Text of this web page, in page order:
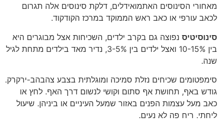
מאחורי הסינוסים האתמואידלים, דלקת סינוסים אלה תגרום
לכאב עורפי או כאב ראש הממוקד במרכז הקודקוד.
סינוסיטיס נפוצה גם בקרב ילדים, השכיחות אצל מבוגרים היא
בין 10-15% ואצל ילדים בין 3-5%, נדיר מאד בילדים מתחת לגיל
שנה.
סימפטומים שכיחים נזלת סמיכה ומוגלתית בצבע צהבהב-ירקרק.
גודש באף, תחושת אף סתום וקושי לנשום דרך האף. לחץ או
כאב מעל עצמות הפנים באזור שמעל העיניים או ביניהן. שיעול
ליחתי. ריח פה לא נעים.